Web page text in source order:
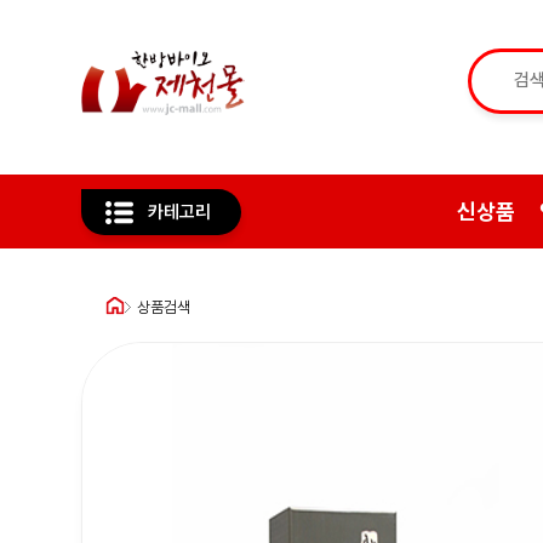
카테고리 신상품
상품검색